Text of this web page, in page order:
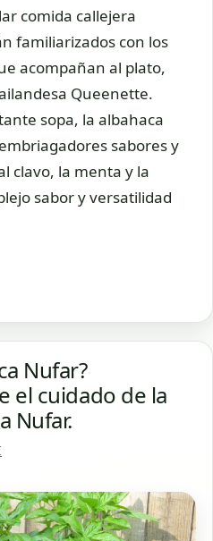
comida callejera
familiarizados con los
acompañan al plato,
Queenette.
sopa, la albahaca
sabores y
clavo, la menta y la
sabor y versatilidad
Nufar?
el cuidado de la
Nufar.